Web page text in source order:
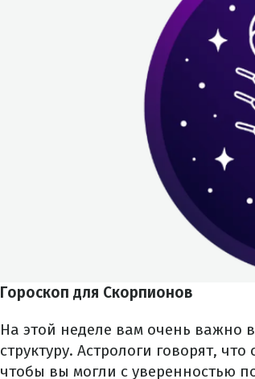
Гороскоп для Скорпионов
На этой неделе вам очень важно
структуру. Астрологи говорят,
чтобы вы могли с уверенностью